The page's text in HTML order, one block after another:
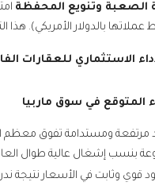
عملاتها بالدولار الأمريكي).
الاستثماري للعقارات
المتوقع في سوق ماربيا
مرتفعة ومستدامة تفوق معظم
بنسب إشغال عالية طوال
قوي وثابت في الأسعار نتيجة